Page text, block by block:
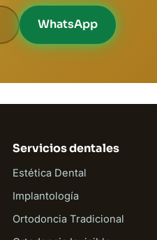
WhatsApp
Servicios dentales
Estética Dental
Implantología
Ortodoncia Tradicional